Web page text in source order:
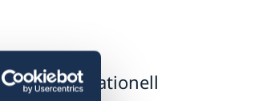
grund av nationell